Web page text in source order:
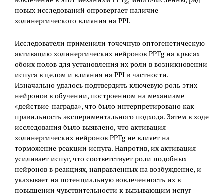
новых исследований опровергает наличие
холинергического влияния на PPI.
Исследователи применили точечную оптогенетическую
активацию холинергических нейронов PPTg на крысах
обоих полов для установления их роли в возникновении
испуга в целом и влияния на PPI в частности.
Изначально удалось подтвердить ключевую роль этих
нейронов в обучении, построенном на механизме
«действие-награда», что было интерпретировано как
правильность экспериментального подхода. Затем в ходе
исследования было выявлено, что активация
холинергических нейронов PPTg не влияет на
торможение реакции испуга. Напротив, их активация
усиливает испуг, что соответствует роли подобных
нейронов в реакциях, направленных на возбуждение, и
указывает на потенциальную вовлеченность их в
повышении чувствительности к вызывающим испуг